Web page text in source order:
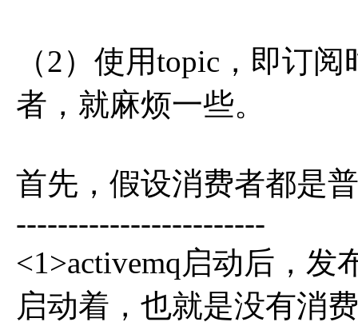
（2）使用topic，即订
者，就麻烦一些。
首先，假设消费者都是
------------------------
<1>activemq启动后，
启动着，也就是没有消